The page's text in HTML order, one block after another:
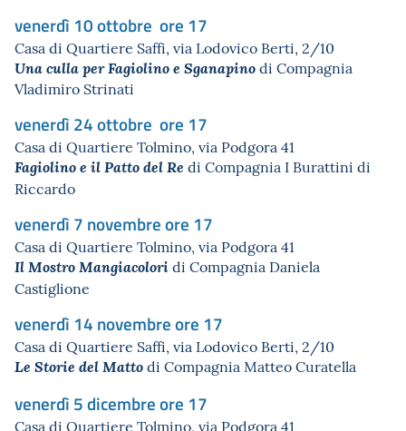
venerdì 10 ottobre ore 17
Casa di Quartiere Saffi, via Lodovico Berti, 2/10
Una culla per Fagiolino e Sganapinodi Compagnia
Vladimiro Strinati
venerdì 24 ottobre ore 17
Casa di Quartiere Tolmino, via Podgora 41
Fagiolino e il Patto del Re di Compagnia I Burattini di
Riccardo
venerdì 7 novembre ore 17
Casa di Quartiere Tolmino, via Podgora 41
Il Mostro Mangiacoloridi Compagnia Daniela
Castiglione
venerdì 14 novembre ore 17
Casa di Quartiere Saffi, via Lodovico Berti, 2/10
Le Storie del Mattodi Compagnia Matteo Curatella
venerdì 5 dicembre ore 17
Casa di Quartiere Tolmino, via Podgora 41